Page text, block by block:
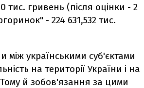
тис. гривень (після оцінки - 2
- 224 631,532 тис.
українськими суб'єктами
на території України і на
Тому й зобов'язання за цими